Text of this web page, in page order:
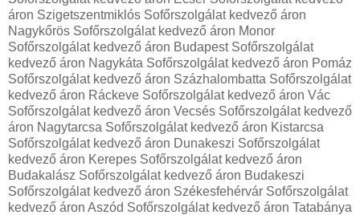
áron Szigetszentmiklós Sofőrszolgálat kedvező áron
Nagykőrös Sofőrszolgálat kedvező áron Monor
Sofőrszolgálat kedvező áron Budapest Sofőrszolgálat
kedvező áron Nagykáta Sofőrszolgálat kedvező áron Pomáz
Sofőrszolgálat kedvező áron Százhalombatta Sofőrszolgálat
kedvező áron Ráckeve Sofőrszolgálat kedvező áron Vác
Sofőrszolgálat kedvező áron Vecsés Sofőrszolgálat kedvező
áron Nagytarcsa Sofőrszolgálat kedvező áron Kistarcsa
Sofőrszolgálat kedvező áron Dunakeszi Sofőrszolgálat
kedvező áron Kerepes Sofőrszolgálat kedvező áron
Budakalász Sofőrszolgálat kedvező áron Budakeszi
Sofőrszolgálat kedvező áron Székesfehérvár Sofőrszolgálat
kedvező áron Aszód Sofőrszolgálat kedvező áron Tatabánya